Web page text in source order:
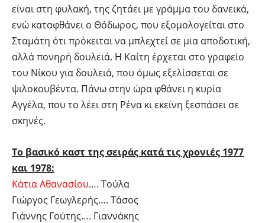
είναι στη φυλακή, της ζητάει με γράμμα του δανεικά,
ενώ καταφθάνει ο Θόδωρος, που εξομολογείται στο
Σταμάτη ότι πρόκειται να μπλεχτεί σε μια αποδοτική,
αλλά πονηρή δουλειά. Η Καίτη έρχεται στο γραφείο
του Νίκου για δουλειά, που όμως εξελίσσεται σε
ψιλοκουβέντα. Πάνω στην ώρα φθάνει η κυρία
Αγγέλα, που το λέει στη Ρένα κι εκείνη ξεσπάσει σε
σκηνές.
Το βασικό καστ της σειράς κατά τις χρονιές 1977
και 1978:
Κάτια Αθανασίου…. Τούλα
Γιώργος Γεωγλερής…. Τάσος
Γιάννης Γούτης…. Γιαννάκης